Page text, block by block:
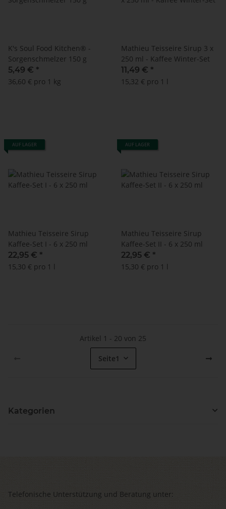
K's Soul Food Kitchen® -
Sorgenschmelzer 150 g
5,49 € *
36,60 € pro 1 kg
Mathieu Teisseire Sirup 3 x
250 ml - Kaffee Winter-Set
11,49 € *
15,32 € pro 1 l
AUF LAGER
Mathieu Teisseire Sirup
Kaffee-Set I - 6 x 250 ml
22,95 € *
15,30 € pro 1 l
AUF LAGER
Mathieu Teisseire Sirup
Kaffee-Set II - 6 x 250 ml
22,95 € *
15,30 € pro 1 l
Artikel 1 - 20 von 25
Seite1
Kategorien
Telefonische Unterstützung und Beratung unter: